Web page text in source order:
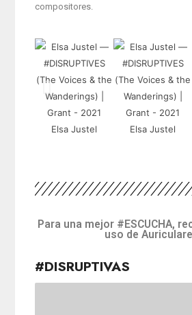
compositores.
Elsa Justel Elsa Justel
Para una mejor #ESCUCHA,
uso de
#DISRUPTIVAS